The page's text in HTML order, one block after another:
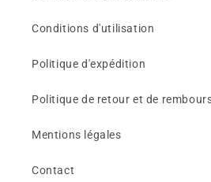
Conditions d'utilisation
Politique d'expédition
Politique de retour et de
Mentions légales
Contact